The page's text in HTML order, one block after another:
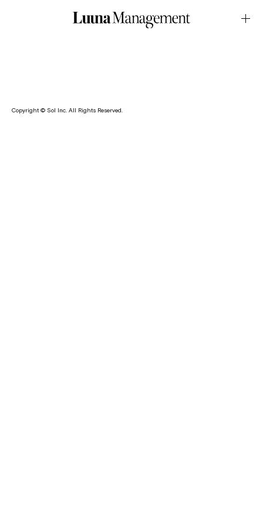
七海がライフスタイル WEB マガジン・HOUYHNHNM にて、
「Lifestyle with On.走ることは日常だ。」に出演しました。
Copyright © Sol Inc. All Rights Reserved.